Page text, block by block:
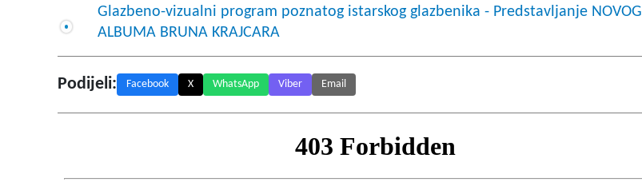
Glazbeno-vizualni program poznatog istarskog glazbenika - Predstavljanje NOVOG
ALBUMA BRUNA KRAJCARA
Podijeli: Facebook X WhatsApp Viber Email